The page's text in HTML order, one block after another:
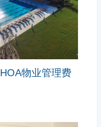
物业管理费